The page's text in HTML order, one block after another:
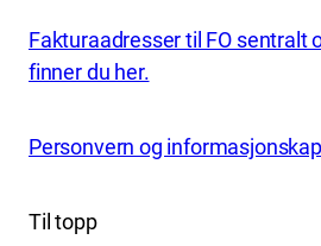
Fakturaadresser til FO sentralt
finner du her.
Personvern og
Til topp